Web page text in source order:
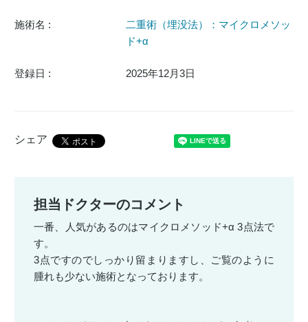
施術名 :
二重術（埋没法）：マイクロメソッ
ド+α
登録日 : 2025年12月3日
シェア
担当ドクターのコメント
一番、人気があるのはマイクロメソッド+α 3点法で
す。
3点ですのでしっかり留まりますし、ご覧のように
腫れも少ない施術となっております。